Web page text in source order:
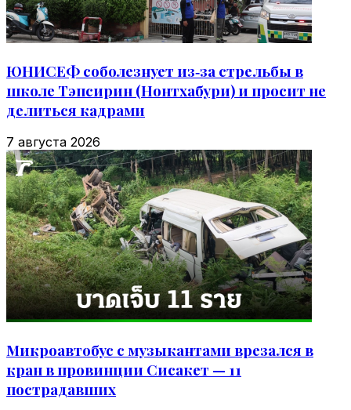
ЮНИСЕФ соболезнует из‑за стрельбы в
школе Тэпсирин (Нонтхабури) и просит не
делиться кадрами
7 августа 2026
Микроавтобус с музыкантами врезался в
кран в провинции Сисакет — 11
пострадавших